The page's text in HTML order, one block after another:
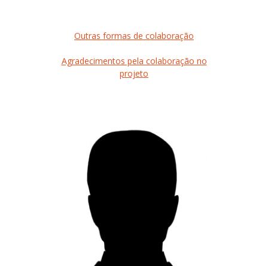
Outras formas de colaboração
Agradecimentos pela colaboração no
projeto